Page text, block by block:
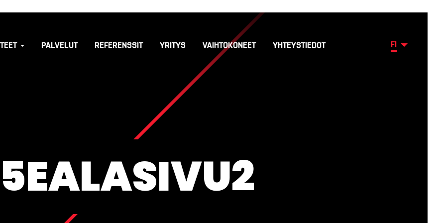
PALVELUT REFERENSSIT YRITYS VAIHTOKONEET YHTEYSTIEDOT FI